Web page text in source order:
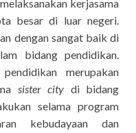
kerjasama
besar di luar negeri.
dengan sangat baik di
bidang pendidikan.
merupakan
sister city di bidang
selama program
kebudayaan dan